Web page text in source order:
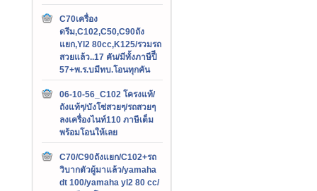
C70เครื่อง
ดรีม,C102,C50,C90ถัง
แยก,Yl2 80cc,K125/รวมรถ
สวยแล้ว..17 คัน/มีทั้งภาษีปีี
57+พ.ร.บมีทบ.โอนทุกคัน
06-10-56_C102 โครงแท้/
ถังแท้ๆ/บังโซ่สวยๆ/รถสวยๆ
ลงเครื่องไนท์110 ภาษีเต็ม
พร้อมโอนให้เลย
C70/C90ถังแยก/C102+รถ
วิบากตัวผู้มาแล้ว/yamaha
dt 100/yamaha yl2 80 cc/